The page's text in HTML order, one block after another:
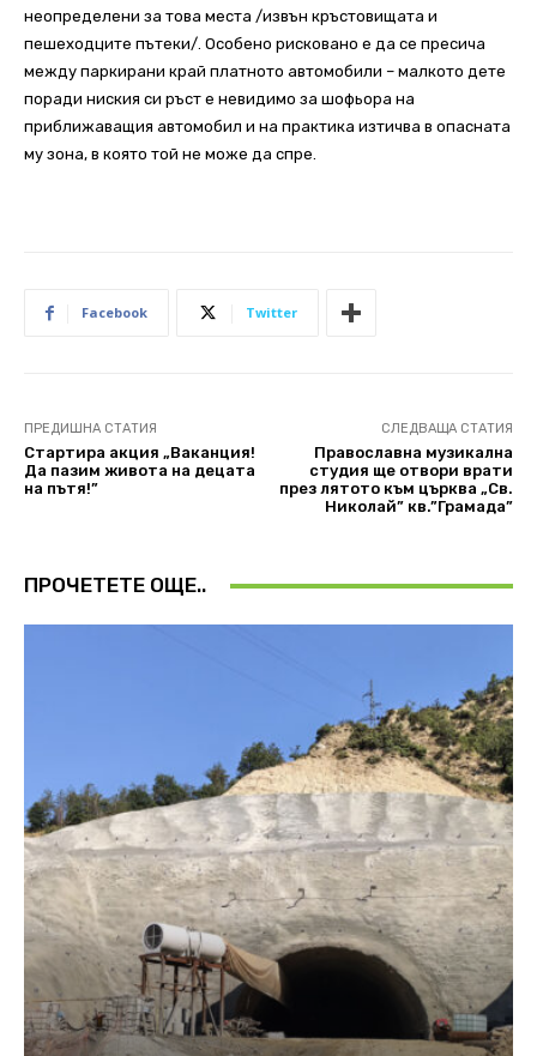
неопределени за това места /извън кръстовищата и
пешеходците пътеки/. Особено рисковано е да се пресича
между паркирани край платното автомобили – малкото дете
поради ниския си ръст е невидимо за шофьора на
приближаващия автомобил и на практика изтичва в опасната
му зона, в която той не може да спре.
Facebook Twitter
ПРЕДИШНА СТАТИЯ
Стартира акция „Ваканция!
Да пазим живота на децата
на пътя!”
СЛЕДВАЩА СТАТИЯ
Православна музикална
студия ще отвори врати
през лятото към църква „Св.
Николай” кв.”Грамада”
ПРОЧЕТЕТЕ ОЩЕ..